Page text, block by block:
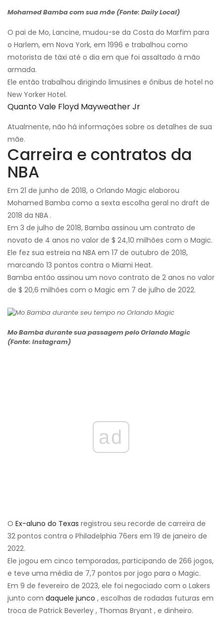
Mohamed Bamba com sua mãe (Fonte: Daily Local)
O pai de Mo, Lancine, mudou-se da Costa do Marfim para
o Harlem, em Nova York, em 1996 e trabalhou como
motorista de táxi até o dia em que foi assaltado à mão
armada.
Ele então trabalhou dirigindo limusines e ônibus de hotel no
New Yorker Hotel.
Quanto Vale Floyd Mayweather Jr
Atualmente, não há informações sobre os detalhes de sua
mãe.
Carreira e contratos da
NBA
Em 21 de junho de 2018, o Orlando Magic elaborou
Mohamed Bamba como a sexta escolha geral no draft de
2018 da NBA .
Em 3 de julho de 2018, Bamba assinou um contrato de
novato de 4 anos no valor de $ 24,10 milhões com o Magic.
Ele fez sua estreia na NBA em 17 de outubro de 2018,
marcando 13 pontos contra o Miami Heat.
Bamba então assinou um novo contrato de 2 anos no valor
de $ 20,6 milhões com o Magic em 7 de julho de 2022.
Mo Bamba durante sua passagem pelo Orlando Magic
(Fonte: Instagram)
ad
O Ex-aluno do Texas registrou seu recorde de carreira de
32 pontos contra o Philadelphia 76ers em 19 de janeiro de
2022.
Ele jogou em cinco temporadas, participando de 266 jogos,
e teve uma média de 7,7 pontos por jogo para o Magic.
Em 9 de fevereiro de 2023, ele foi negociado com o Lakers
junto com daquele junco , escolhas de rodadas futuras em
troca de Patrick Beverley , Thomas Bryant , e dinheiro.